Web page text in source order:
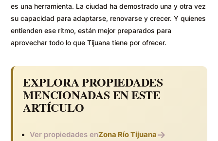
es una herramienta. La ciudad ha demostrado una y otra vez
su capacidad para adaptarse, renovarse y crecer. Y quienes
entienden ese ritmo, están mejor preparados para
aprovechar todo lo que Tijuana tiene por ofrecer.
EXPLORA PROPIEDADES
MENCIONADAS EN ESTE
ARTÍCULO
Ver propiedades enZona Río Tijuana→